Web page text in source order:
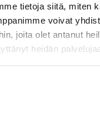
tietoja siitä, miten
voivat
joita olet antanut
heidän
ovat ToRi-
ToRin Teams-
toimii